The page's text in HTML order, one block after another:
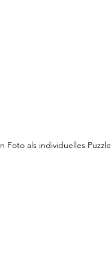
Foto als individuelles Puzzle